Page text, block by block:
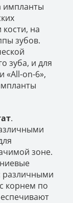
импланты
на
зубов.
зуба, и для
«Аll-on-6»,
.
зоне.
различными
корнем по